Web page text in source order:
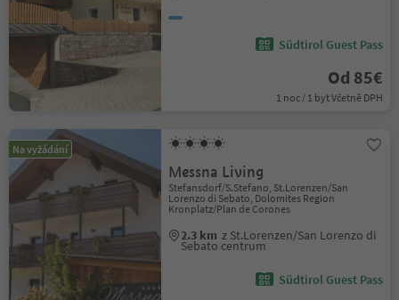
Südtirol Guest Pass
Od 85€
1 noc / 1 byt Včetně DPH
Na vyžádání
Messna Living
Stefansdorf/S.Stefano, St.Lorenzen/San
Lorenzo di Sebato, Dolomites Region
Kronplatz/Plan de Corones
2.3 km z St.Lorenzen/San Lorenzo di
Sebato centrum
Südtirol Guest Pass